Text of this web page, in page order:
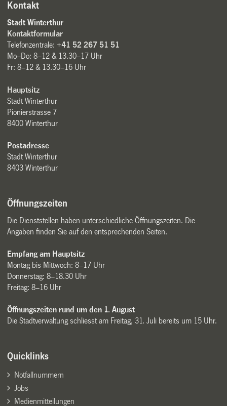
Kontakt
Stadt Winterthur
Kontaktformular
Telefonzentrale:+41 52 267 51 51
Mo–Do: 8–12 & 13.30–17 Uhr
Fr: 8–12 & 13.30–16 Uhr
Hauptsitz
Stadt Winterthur
Pionierstrasse 7
8400 Winterthur
Postadresse
Stadt Winterthur
8403 Winterthur
Öffnungszeiten
Die Dienststellen haben unterschiedliche Öffnungszeiten. Die
Angaben finden Sie auf den entsprechenden Seiten.
Empfang am Hauptsitz
Montag bis Mittwoch: 8–17 Uhr
Donnerstag: 8–18.30 Uhr
Freitag: 8–16 Uhr
Öffnungszeiten rund um den 1. August
Die Stadtverwaltung schliesst am Freitag, 31. Juli bereits um 15 Uhr.
Quicklinks
Notfallnummern
Jobs
Medienmitteilungen